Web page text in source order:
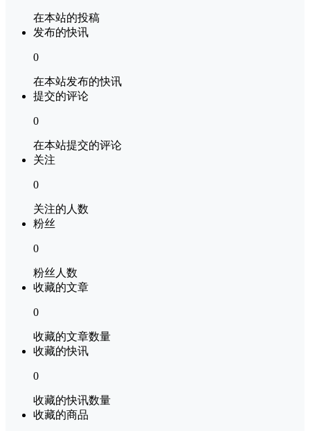
在本站的投稿
发布的快讯
0
在本站发布的快讯
提交的评论
0
在本站提交的评论
关注
0
关注的人数
粉丝
0
粉丝人数
收藏的文章
0
收藏的文章数量
收藏的快讯
0
收藏的快讯数量
收藏的商品